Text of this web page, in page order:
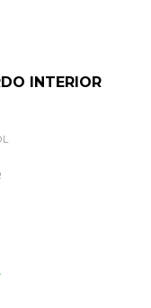
INTERIOR